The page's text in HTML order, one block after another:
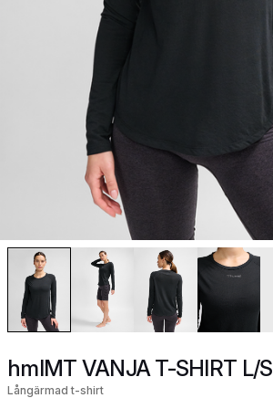
hmlMT VANJA T-SHIRT L/S
Långärmad t-shirt